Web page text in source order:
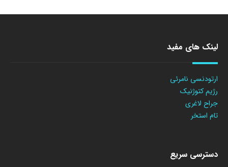
لینک های مفید
ارتودنسی نامرئی
رژیم کتوژنیک
جراح لاغری
تام استخر
دسترسی سریع